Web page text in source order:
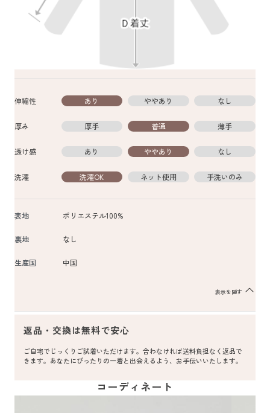
伸縮性 あり ややあり なし
厚み 厚手 普通 薄手
透け感 あり ややあり なし
洗濯 洗濯OK ネット使用 手洗いのみ
表地 ポリエステル100%
裏地 なし
生産国 中国
表示を隠す
返品・交換は無料で安心
ご自宅でじっくりご試着いただけます。合わなければ送料負担なく返品で
きます。あなたにぴったりの一着と出会えるよう、お手伝いいたします。
コーディネート